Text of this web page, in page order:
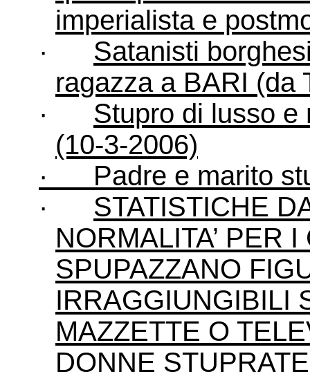
imperialista e
·
Satanisti
ragazza a BARI (da
·
Stupro di lusso e
(10-3-2006)
·
Padre e marito
·
STATISTICHE
NORMALITA’ PER
SPUPAZZANO
IRRAGGIUNGIBILI
MAZZETTE O
DONNE